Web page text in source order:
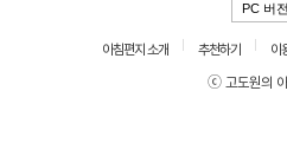
PC 버전
아침편지 소개 추천하기 이
ⓒ 고도원의 아